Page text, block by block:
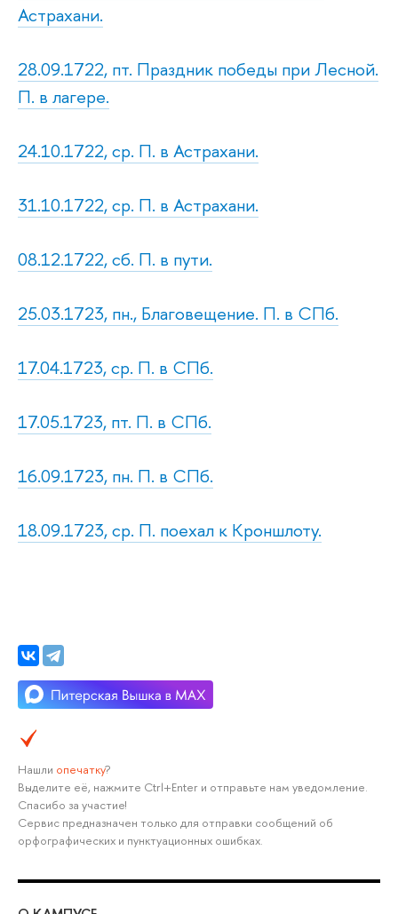
Астрахани.
28.09.1722, пт. Праздник победы при Лесной.
П. в лагере.
24.10.1722, ср. П. в Астрахани.
31.10.1722, ср. П. в Астрахани.
08.12.1722, сб. П. в пути.
25.03.1723, пн., Благовещение. П. в СПб.
17.04.1723, ср. П. в СПб.
17.05.1723, пт. П. в СПб.
16.09.1723, пн. П. в СПб.
18.09.1723, ср. П. поехал к Кроншлоту.
Нашли опечатку?
Выделите её, нажмите Ctrl+Enter и отправьте нам уведомление.
Спасибо за участие!
Сервис предназначен только для отправки сообщений об
орфографических и пунктуационных ошибках.